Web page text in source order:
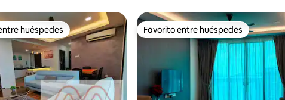
huéspedes
huéspedes Favorito entre huéspedes
Favorito entre huéspedes